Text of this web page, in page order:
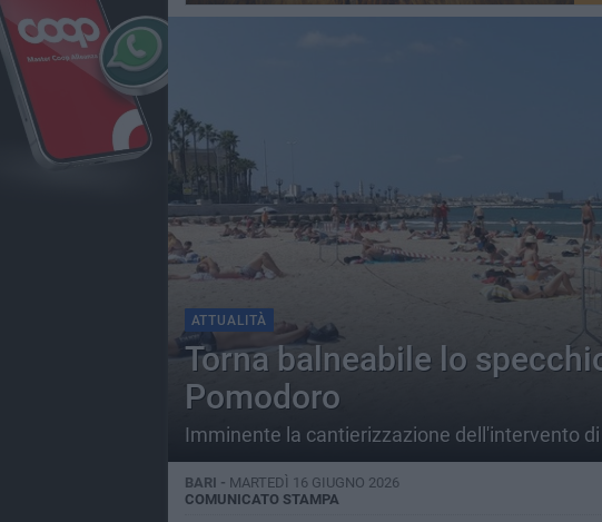
ATTUALITÀ
Torna balneabile lo
Pomodoro
Imminente la cantierizzazione dell'intervento
BARI - MARTEDÌ 16 GIUGNO 2026
COMUNICATO STAMPA